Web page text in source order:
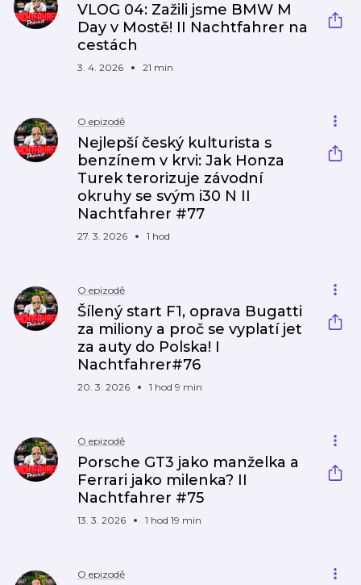
VLOG 04: Zažili jsme BMW M
Day v Mostě! II Nachtfahrer na
cestách
3. 4. 2026 21 min
O epizodě
Nejlepší český kulturista s
benzínem v krvi: Jak Honza
Turek terorizuje závodní
okruhy se svým i30 N II
Nachtfahrer #77
27. 3. 2026 1 hod
O epizodě
Šílený start F1, oprava Bugatti
za miliony a proč se vyplatí jet
za auty do Polska! I
Nachtfahrer#76
20. 3. 2026 1 hod 9 min
O epizodě
Porsche GT3 jako manželka a
Ferrari jako milenka? II
Nachtfahrer #75
13. 3. 2026 1 hod 19 min
O epizodě